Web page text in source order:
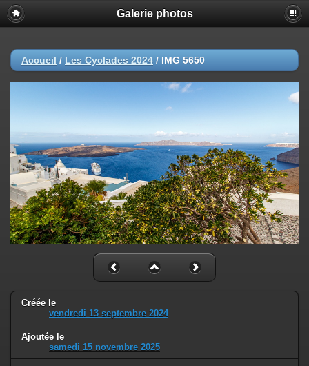
Galerie photos
Accueil / Les Cyclades 2024 / IMG 5650
Créée le
vendredi 13 septembre 2024
Ajoutée le
samedi 15 novembre 2025